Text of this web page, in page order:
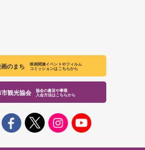
のまち
映画関連イベントやフィルム
コミッションはこちらから
市観光協会
協会の趣旨や事業
入会方法はこちらから